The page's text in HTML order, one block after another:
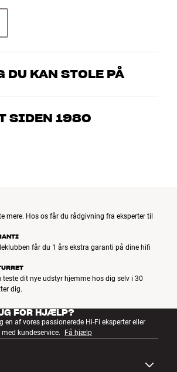
KAN STOLE PÅ
entusiaster, som kender produkterne
– så finder vi den løsning, der passer
SIDEN 1980
mere. Hos os får du rådgivning fra eksperter til
får du 1 års ekstra garanti på dine hifi
teste dit nye udstyr hjemme hos dig selv i 30
dig.
FOR HJÆLP?
en af vores passionerede Hi-Fi eksperter eller
kundeservice.
Få hjælp